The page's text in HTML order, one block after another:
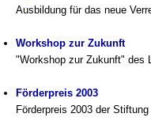
Ausbildung für das neue
Workshop zur Zukunft
"Workshop zur Zukunft" des
Förderpreis 2003
Förderpreis 2003 der